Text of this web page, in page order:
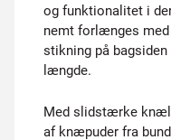
og funktionalitet i
nemt forlænges
stikning på
længde.
Med slidstærke
af knæpuder fra